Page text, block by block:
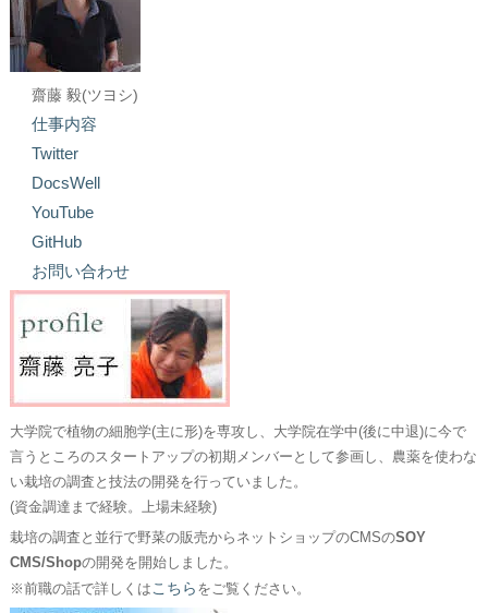
齋藤 毅(ツヨシ)
仕事内容
Twitter
DocsWell
YouTube
GitHub
お問い合わせ
大学院で植物の細胞学(主に形)を専攻し、大学院在学中(後に中退)に今で
言うところのスタートアップの初期メンバーとして参画し、農薬を使わな
い栽培の調査と技法の開発を行っていました。
(資金調達まで経験。上場未経験)
栽培の調査と並行で野菜の販売からネットショップのCMSのSOY
CMS/Shopの開発を開始しました。
※前職の話で詳しくは こちら をご覧ください。